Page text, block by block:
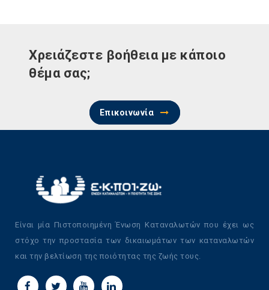
Χρειάζεστε βοήθεια με κάποιο
θέμα σας;
Επικοινωνία
Είναι μία Πιστοποιημένη Ένωση Καταναλωτών που έχει ως
στόχο την προστασία των δικαιωμάτων των καταναλωτών
και την βελτίωση της ποιότητας της ζωής τους.